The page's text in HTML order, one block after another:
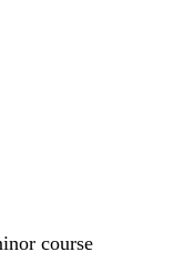
course